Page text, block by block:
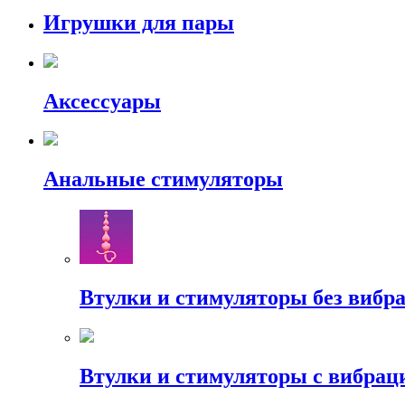
Игрушки для пары
Аксессуары
Анальные стимуляторы
Втулки и стимуляторы без
Втулки и стимуляторы с